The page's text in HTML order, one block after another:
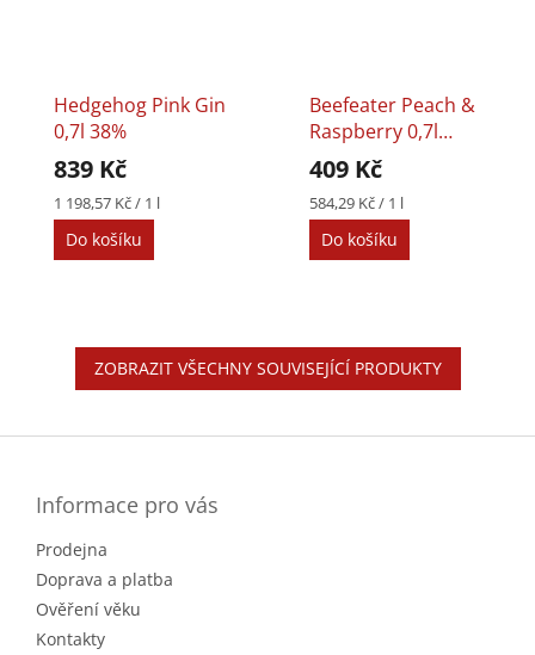
Hedgehog Pink Gin
0,7l 38%
839 Kč
Měrná
cena:
1 198,57 Kč / 1 l
Do košíku
Beefeater Peach &
Raspberry 0,7l
37,5%
409 Kč
Měrná
cena:
584,29 Kč / 1 l
Do košíku
ZOBRAZIT VŠECHNY SOUVISEJÍCÍ PRODUKTY
Informace pro vás
Prodejna
Doprava a platba
Ověření věku
Kontakty